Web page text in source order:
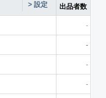
> 設定 出品者数
-
-
-
-